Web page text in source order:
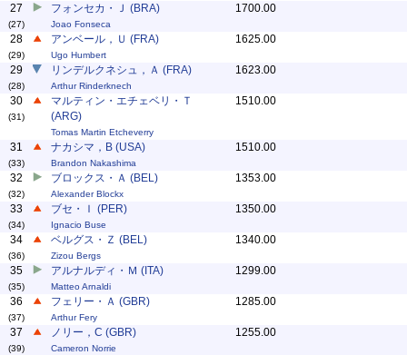
27
(27)
フォンセカ・Ｊ (BRA)
Joao Fonseca
1700.00
28
(29)
アンベール，Ｕ (FRA)
Ugo Humbert
1625.00
29
(28)
リンデルクネシュ，Ａ (FRA)
Arthur Rinderknech
1623.00
30
(31)
マルティン・エチェベリ・Ｔ
(ARG)
Tomas Martin Etcheverry
1510.00
31
(33)
ナカシマ，B (USA)
Brandon Nakashima
1510.00
32
(32)
ブロックス・Ａ (BEL)
Alexander Blockx
1353.00
33
(34)
ブセ・Ｉ (PER)
Ignacio Buse
1350.00
34
(36)
ベルグス・Ｚ (BEL)
Zizou Bergs
1340.00
35
(35)
アルナルディ・Ｍ (ITA)
Matteo Arnaldi
1299.00
36
(37)
フェリー・Ａ (GBR)
Arthur Fery
1285.00
37
(39)
ノリー，C (GBR)
Cameron Norrie
1255.00